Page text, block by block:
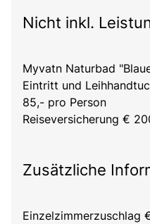
Nicht inkl.
Myvatn Naturbad
Eintritt und
85,- pro Person
Reiseversicherung €
Zusätzliche
Einzelzimmerzuschlag